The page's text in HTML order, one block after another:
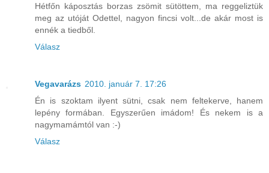
Hétfőn káposztás borzas zsömit sütöttem, ma reggeliztük
meg az utóját Odettel, nagyon fincsi volt...de akár most is
ennék a tiedből.
Válasz
Vegavarázs 2010. január 7. 17:26
Én is szoktam ilyent sütni, csak nem feltekerve, hanem
lepény formában. Egyszerűen imádom! És nekem is a
nagymamámtól van :-)
Válasz